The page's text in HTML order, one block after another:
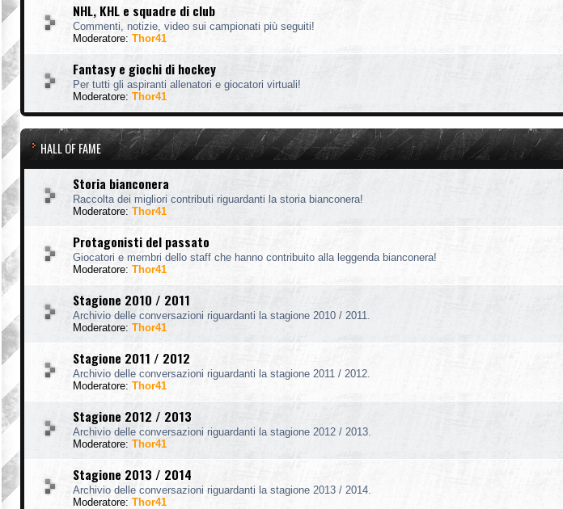
NHL, KHL e squadre di club
Commenti, notizie, video sui campionati più seguiti!
Moderatore: Thor41
Fantasy e giochi di hockey
Per tutti gli aspiranti allenatori e giocatori virtuali!
Moderatore: Thor41
HALL OF FAME
Storia bianconera
Raccolta dei migliori contributi riguardanti la storia bianconera!
Moderatore: Thor41
Protagonisti del passato
Giocatori e membri dello staff che hanno contribuito alla leggenda bianconera!
Moderatore: Thor41
Stagione 2010 / 2011
Archivio delle conversazioni riguardanti la stagione 2010 / 2011.
Moderatore: Thor41
Stagione 2011 / 2012
Archivio delle conversazioni riguardanti la stagione 2011 / 2012.
Moderatore: Thor41
Stagione 2012 / 2013
Archivio delle conversazioni riguardanti la stagione 2012 / 2013.
Moderatore: Thor41
Stagione 2013 / 2014
Archivio delle conversazioni riguardanti la stagione 2013 / 2014.
Moderatore: Thor41